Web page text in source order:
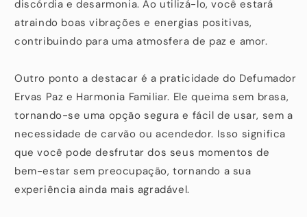
discórdia e desarmonia. Ao utilizá-lo, você estará
atraindo boas vibrações e energias positivas,
contribuindo para uma atmosfera de paz e amor.
Outro ponto a destacar é a praticidade do Defumador
Ervas Paz e Harmonia Familiar. Ele queima sem brasa,
tornando-se uma opção segura e fácil de usar, sem a
necessidade de carvão ou acendedor. Isso significa
que você pode desfrutar dos seus momentos de
bem-estar sem preocupação, tornando a sua
experiência ainda mais agradável.